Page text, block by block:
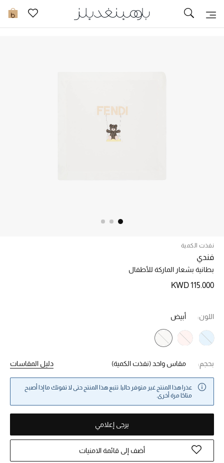
0 تخفيضات
تسوقوا الآن
ما وصلنا حديثاً
النساء
الحقائب النسائية
الرجال
نفذت الكمية
فندي
بطانية بشعار الماركة للأطفال
KWD 115.000
اللون: أبيض
بحجم: مقاس واحد (نفذت الكمية) دليل المقاسات
عذرا هذا المنتج غير متوفر حاليا. تتبع هذا المنتج حتى لا تفوتك ما إذا أصبح
متاحًا مرة أخرى.
يرجى إعلامي
أضف إلى قائمة الامنيات